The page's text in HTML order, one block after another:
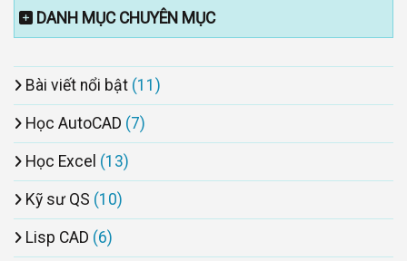
DANH MỤC CHUYÊN MỤC
Bài viết nổi bật (11)
Học AutoCAD (7)
Học Excel (13)
Kỹ sư QS (10)
Lisp CAD (6)